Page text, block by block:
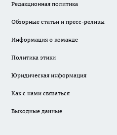
Редакционная политика
Обзорные статьи и пресс-релизы
Информация о команде
Политика этики
Юридическая информация
Как с нами связаться
Выходные данные